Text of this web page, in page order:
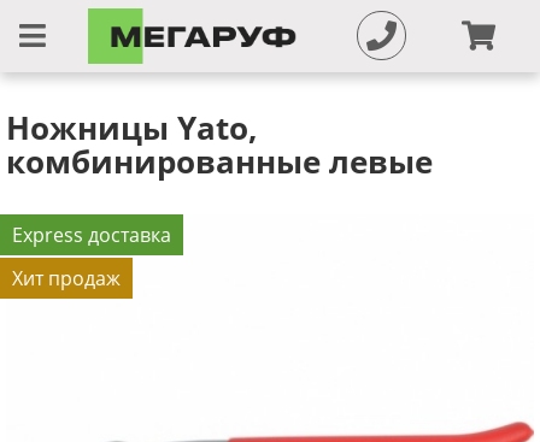
Ножницы Yato,
комбинированные левые
Express доставка
Хит продаж